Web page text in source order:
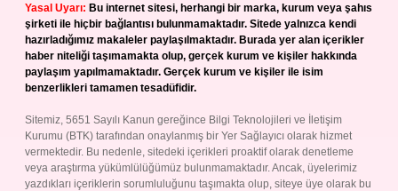
Yasal Uyarı: Bu internet sitesi, herhangi bir marka, kurum veya şahıs
şirketi ile hiçbir bağlantısı bulunmamaktadır. Sitede yalnızca kendi
hazırladığımız makaleler paylaşılmaktadır. Burada yer alan içerikler
haber niteliği taşımamakta olup, gerçek kurum ve kişiler hakkında
paylaşım yapılmamaktadır. Gerçek kurum ve kişiler ile isim
benzerlikleri tamamen tesadüfidir.
Sitemiz, 5651 Sayılı Kanun gereğince Bilgi Teknolojileri ve İletişim
Kurumu (BTK) tarafından onaylanmış bir Yer Sağlayıcı olarak hizmet
vermektedir. Bu nedenle, sitedeki içerikleri proaktif olarak denetleme
veya araştırma yükümlülüğümüz bulunmamaktadır. Ancak, üyelerimiz
yazdıkları içeriklerin sorumluluğunu taşımakta olup, siteye üye olarak bu